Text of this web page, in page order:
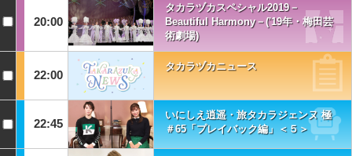
20:00
タカラヅカスペシャル2019－
Beautiful Harmony－('19年・梅田芸
術劇場)
22:00
タカラヅカニュース
22:45
いにしえ逍遥・旅タカラジェンヌ 極
＃65「プレイバック編」＜５＞